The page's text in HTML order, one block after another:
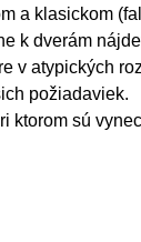
a klasickom
k dverám
v atypických
požiadaviek.
ktorom sú